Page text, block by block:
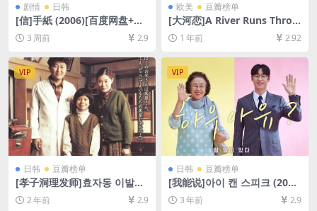
剧情 日韩
[信]手紙 (2006)[百度网盘+夸
克网盘1080P超清未删减资源]
[网盘在线播放/下载][MP4/8.
2GB][中文字幕]
3 周前 2.9
欧美 豆瓣榜单
[大河恋]A River Runs Throu
gh It (1992)[百度网盘+夸克
网盘1080P超清未删减资源]
[网盘在线播放/下载][MP4/7.
8GB][中文字幕]
1 年前 2.92
VIP
日韩 豆瓣榜单
[孝子洞理发师]효자동 이발사
(2004)[百度网盘+夸克网盘Ai
1080P高清未删减资源][网盘
2 年前 2.9
VIP
日韩 豆瓣榜单
[我能说]아이 캔 스피크 (201
7)[百度网盘+夸克网盘1080P
超清未删减资源][网盘在线播
3 年前 2.9